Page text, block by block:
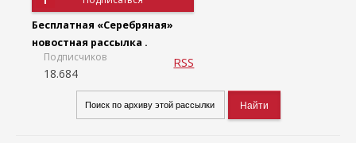
Бесплатная «Серебряная»
новостная рассылка .
Подписчиков
18.684
RSS